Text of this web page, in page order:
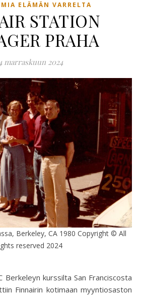
ELÄMÄN VARRELTA
STATION
PRAHA
marraskuun 2024
Berkeley, CA 1980 Copyright © All
reserved 2024
Berkeleyn kurssilta San Franciscosta
Finnairin kotimaan myyntiosaston